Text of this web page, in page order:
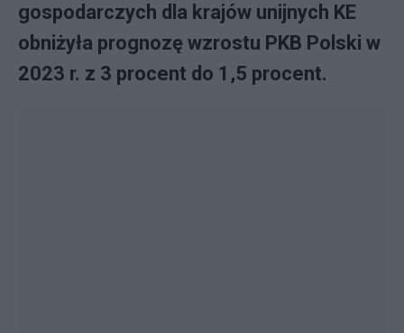
gospodarczych dla krajów unijnych KE
obniżyła prognozę wzrostu PKB Polski w
2023 r. z 3 procent do 1,5 procent.